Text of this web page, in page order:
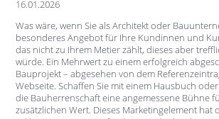
16.01.2026
Was wäre, wenn Sie als Architekt oder
besonderes Angebot für Ihre Kundinnen und
das nicht zu Ihrem Metier zählt, dieses aber
würde. Ein Mehrwert zu einem erfolgreich
Bauprojekt – abgesehen von dem
Webseite. Schaffen Sie mit einem Hausbuch
die Bauherrenschaft eine angemessene Bühne
zusätzlichen Wert. Dieses Marketingelement hat